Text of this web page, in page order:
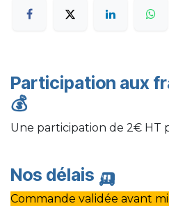
Participation aux
💰
Une participation de 2€ HT
Nos délais 🛺
Commande validée avant